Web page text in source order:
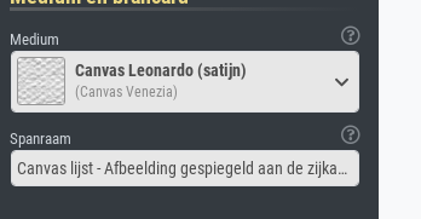
Medium
Canvas Leonardo (satijn)
(Canvas Venezia)
Spanraam
Canvas lijst - Afbeelding gespiegeld aan de zijkant